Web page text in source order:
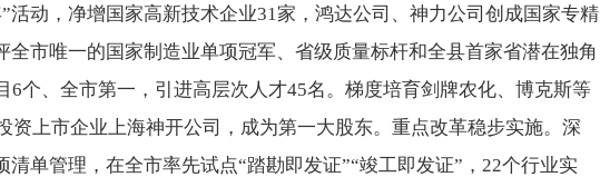
活动，净增国家高新技术企业31家，鸿达公司、神力公司创成国家专精
全市唯一的国家制造业单项冠军、省级质量标杆和全县首家省潜在独角
6个、全市第一，引进高层次人才45名。梯度培育剑牌农化、博克斯等
资上市企业上海神开公司，成为第一大股东。重点改革稳步实施。深
清单管理，在全市率先试点“踏勘即发证”“竣工即发证”，22个行业实